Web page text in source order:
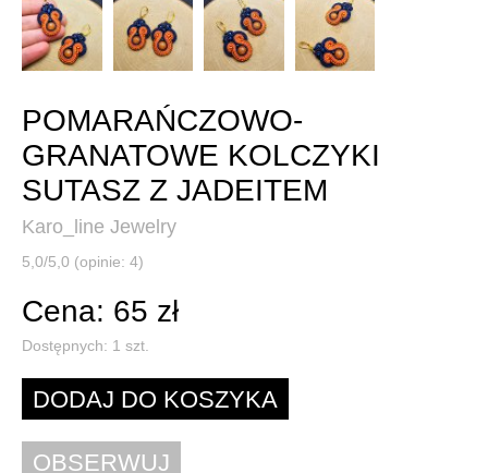
POMARAŃCZOWO-
GRANATOWE KOLCZYKI
SUTASZ Z JADEITEM
Karo_line Jewelry
5,0/5,0 (opinie: 4)
Cena: 65 zł
Dostępnych: 1 szt.